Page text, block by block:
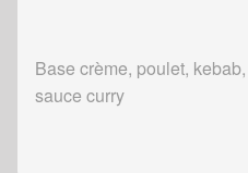
Base crème, poulet,
sauce curry